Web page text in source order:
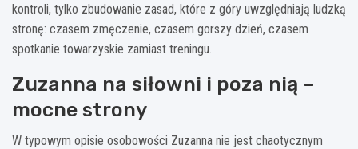
kontroli, tylko zbudowanie zasad, które z góry uwzględniają ludzką
stronę: czasem zmęczenie, czasem gorszy dzień, czasem
spotkanie towarzyskie zamiast treningu.
Zuzanna na siłowni i poza nią –
mocne strony
W typowym opisie osobowości Zuzanna nie jest chaotycznym